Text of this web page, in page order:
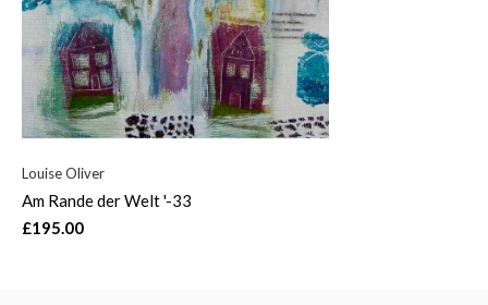
Louise Oliver
Am Rande der Welt '-33
£195.00